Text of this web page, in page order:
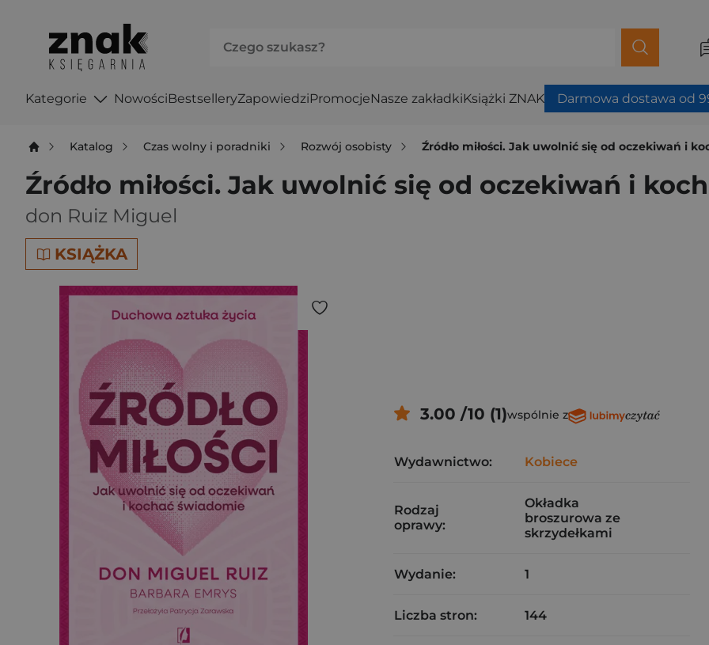
Kategorie NowościBestselleryZapowiedziPromocjeNasze zakładkiKsiążki ZNAK Darmowa dostawa od
Katalog Czas wolny i poradniki Rozwój osobisty Źródło miłości. Jak uwolnić się od oczekiwań i
Źródło miłości. Jak uwolnić się od oczekiwań i
don Ruiz Miguel
KSIĄŻKA
3.00 /10 (1)wspólnie z
Wydawnictwo: Kobiece
Rodzaj
oprawy:
Okładka
broszurowa ze
skrzydełkami
Wydanie: 1
Liczba stron: 144